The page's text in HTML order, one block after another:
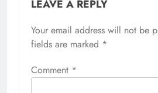
LEAVE A REPLY
Your email address will not be
fields are marked *
Comment *